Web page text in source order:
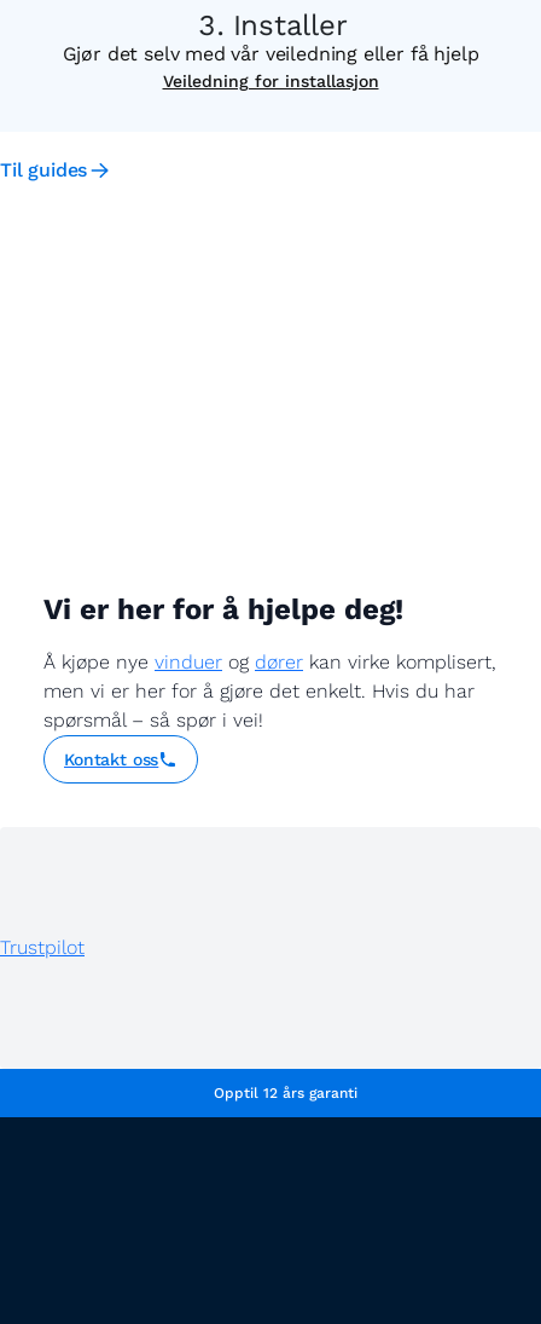
Installer
Gjør det selv med vår veiledning eller få hjelp
Veiledning for installasjon
Til guides
Vi er her for å hjelpe deg!
Å kjøpe nye vinduer og dører kan virke komplisert,
men vi er her for å gjøre det enkelt. Hvis du har
spørsmål – så spør i vei!
Kontakt oss
Trustpilot
Opptil 12 års garanti